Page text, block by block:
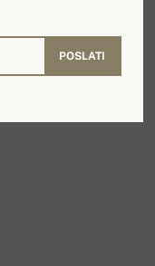
POSLATI